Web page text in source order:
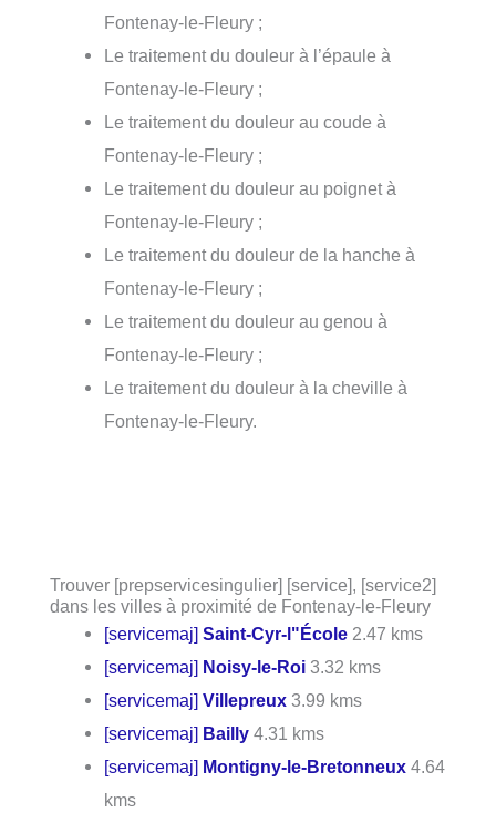
Fontenay-le-Fleury ;
Le traitement du douleur à l’épaule à
Fontenay-le-Fleury ;
Le traitement du douleur au coude à
Fontenay-le-Fleury ;
Le traitement du douleur au poignet à
Fontenay-le-Fleury ;
Le traitement du douleur de la hanche à
Fontenay-le-Fleury ;
Le traitement du douleur au genou à
Fontenay-le-Fleury ;
Le traitement du douleur à la cheville à
Fontenay-le-Fleury.
Trouver [prepservicesingulier] [service], [service2]
dans les villes à proximité de Fontenay-le-Fleury
[servicemaj]Saint-Cyr-l"École 2.47 kms
[servicemaj] Noisy-le-Roi 3.32 kms
[servicemaj]Villepreux 3.99 kms
[servicemaj] Bailly 4.31 kms
[servicemaj] Montigny-le-Bretonneux 4.64
kms